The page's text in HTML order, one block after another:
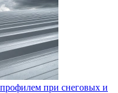
при снеговых и